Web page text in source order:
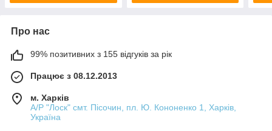
Про нас
99% позитивних з 155 відгуків за рік
Працює з 08.12.2013
м. Харків
А/Р "Лоск" смт. Пісочин, пл. Ю. Кононенко 1, Харків,
Україна